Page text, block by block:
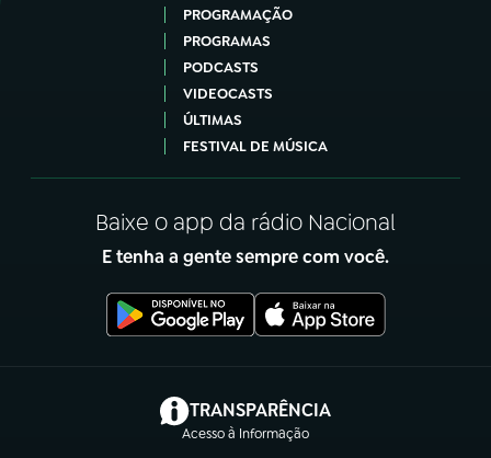
PROGRAMAÇÃO
PROGRAMAS
PODCASTS
VIDEOCASTS
ÚLTIMAS
FESTIVAL DE MÚSICA
Baixe o app da rádio Nacional
E tenha a gente sempre com você.
TRANSPARÊNCIA
Acesso à Informação
(abre em nova aba)